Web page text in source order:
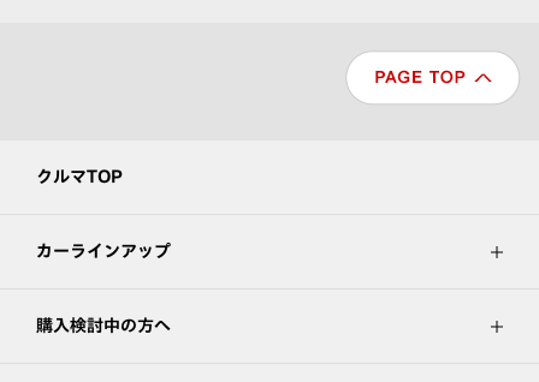
クルマTOP
カーラインアップ
購入検討中の方へ